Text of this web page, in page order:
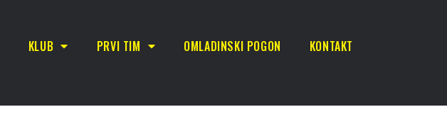
KLUB PRVI TIM OMLADINSKI POGON KONTAKT